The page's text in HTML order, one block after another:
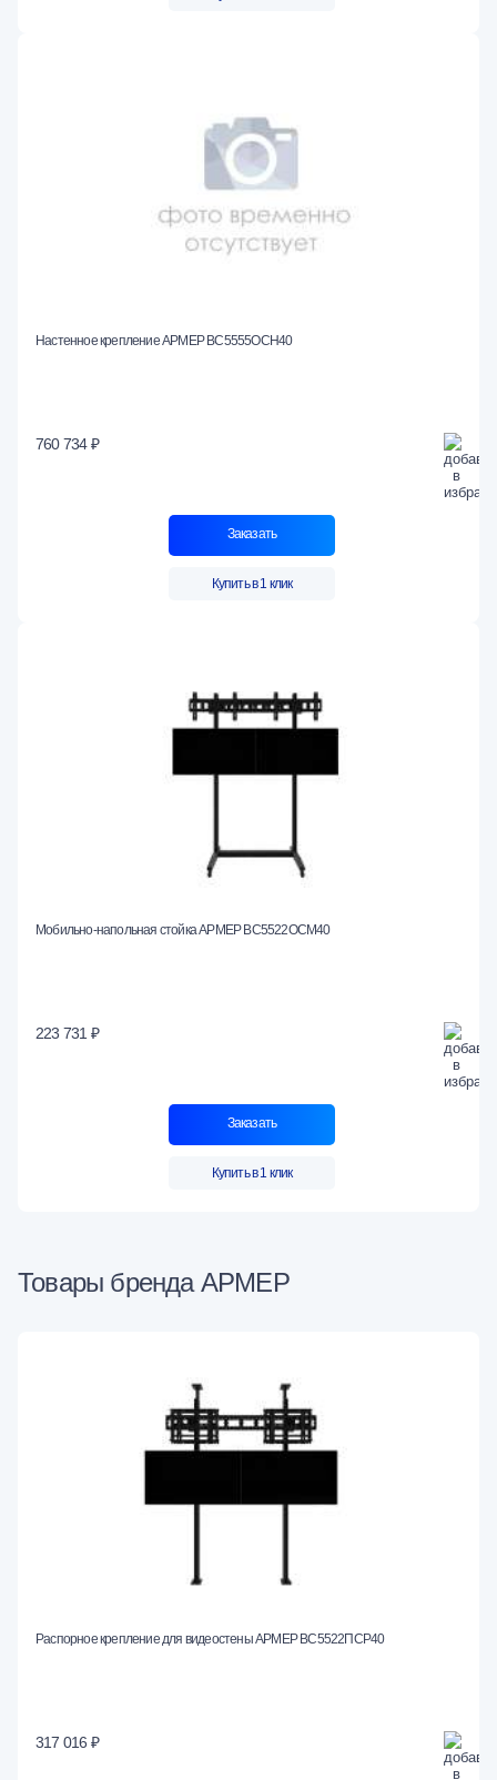
Настенное крепление АРМЕР ВС5555ОСН40
760 734 ₽
Заказать
Купить в 1 клик
Мобильно-напольная стойка АРМЕР ВС5522ОСМ40
223 731 ₽
Заказать
Купить в 1 клик
Товары бренда АРМЕР
Распорное крепление для видеостены АРМЕР ВС5522ПСР40
317 016 ₽